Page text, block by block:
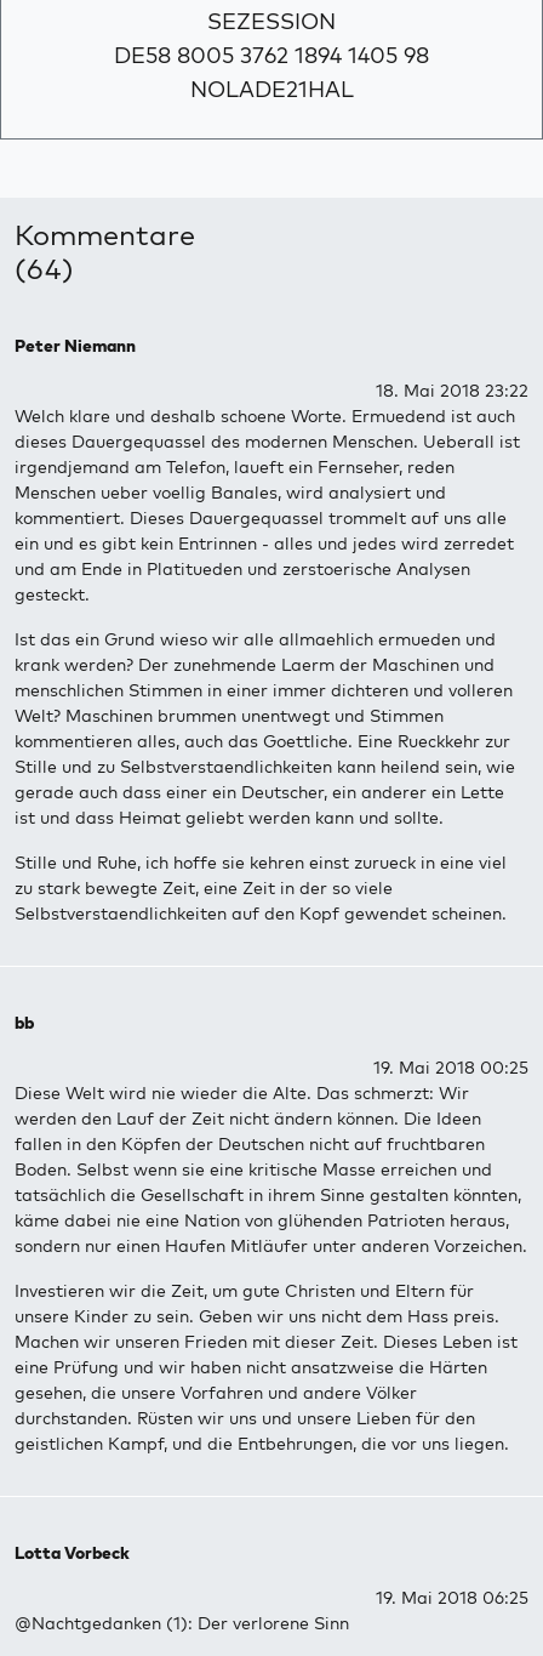
SEZESSION
DE58 8005 3762 1894 1405 98
NOLADE21HAL
Kommentare
(64)
Peter Niemann
18. Mai 2018 23:22
Welch klare und deshalb schoene Worte. Ermuedend ist auch
dieses Dauergequassel des modernen Menschen. Ueberall ist
irgendjemand am Telefon, laueft ein Fernseher, reden
Menschen ueber voellig Banales, wird analysiert und
kommentiert. Dieses Dauergequassel trommelt auf uns alle
ein und es gibt kein Entrinnen - alles und jedes wird zerredet
und am Ende in Platitueden und zerstoerische Analysen
gesteckt.
Ist das ein Grund wieso wir alle allmaehlich ermueden und
krank werden? Der zunehmende Laerm der Maschinen und
menschlichen Stimmen in einer immer dichteren und volleren
Welt? Maschinen brummen unentwegt und Stimmen
kommentieren alles, auch das Goettliche. Eine Rueckkehr zur
Stille und zu Selbstverstaendlichkeiten kann heilend sein, wie
gerade auch dass einer ein Deutscher, ein anderer ein Lette
ist und dass Heimat geliebt werden kann und sollte.
Stille und Ruhe, ich hoffe sie kehren einst zurueck in eine viel
zu stark bewegte Zeit, eine Zeit in der so viele
Selbstverstaendlichkeiten auf den Kopf gewendet scheinen.
bb
19. Mai 2018 00:25
Diese Welt wird nie wieder die Alte. Das schmerzt: Wir
werden den Lauf der Zeit nicht ändern können. Die Ideen
fallen in den Köpfen der Deutschen nicht auf fruchtbaren
Boden. Selbst wenn sie eine kritische Masse erreichen und
tatsächlich die Gesellschaft in ihrem Sinne gestalten könnten,
käme dabei nie eine Nation von glühenden Patrioten heraus,
sondern nur einen Haufen Mitläufer unter anderen Vorzeichen.
Investieren wir die Zeit, um gute Christen und Eltern für
unsere Kinder zu sein. Geben wir uns nicht dem Hass preis.
Machen wir unseren Frieden mit dieser Zeit. Dieses Leben ist
eine Prüfung und wir haben nicht ansatzweise die Härten
gesehen, die unsere Vorfahren und andere Völker
durchstanden. Rüsten wir uns und unsere Lieben für den
geistlichen Kampf, und die Entbehrungen, die vor uns liegen.
Lotta Vorbeck
19. Mai 2018 06:25
@Nachtgedanken (1): Der verlorene Sinn